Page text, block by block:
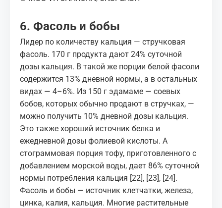
6. Фасоль и бобы
Лидер по количеству кальция — стручковая
фасоль. 170 г продукта дают 24% суточной
дозы кальция. В такой же порции белой фасоли
содержится 13% дневной нормы, а в остальных
видах — 4–6%. Из 150 г эдамаме — соевых
бобов, которых обычно продают в стручках, —
можно получить 10% дневной дозы кальция.
Это также хороший источник белка и
ежедневной дозы фолиевой кислоты. А
стограммовая порция тофу, приготовленного с
добавлением морской воды, дает 86% суточной
нормы потребления кальция [22], [23], [24].
Фасоль и бобы — источник клетчатки, железа,
цинка, калия, кальция. Многие растительные